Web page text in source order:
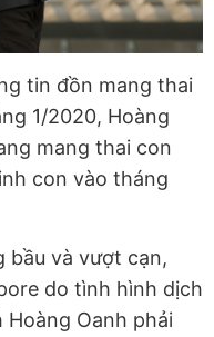
tin đồn mang thai
1/2020, Hoàng
mang thai con
con vào tháng
bầu và vượt cạn,
do tình hình dịch
Oanh phải